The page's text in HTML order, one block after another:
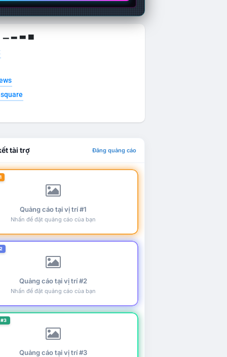
▁ ▂ ▃ ▄
tài trợ Đăng quảng cáo
Quảng cáo tại vị trí #1
Nhấn để đặt quảng cáo của bạn
Quảng cáo tại vị trí #2
Nhấn để đặt quảng cáo của bạn
Quảng cáo tại vị trí #3